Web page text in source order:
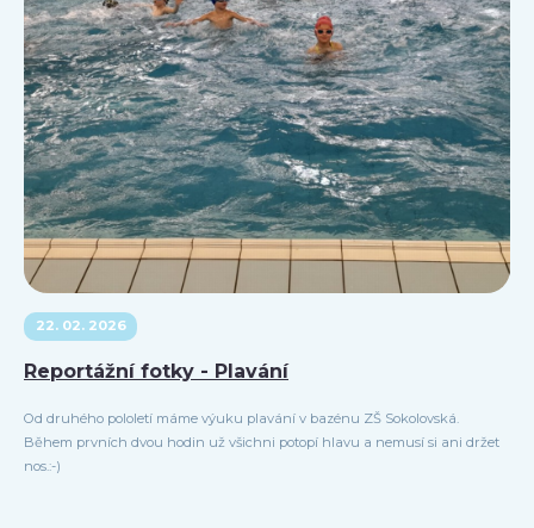
22. 02. 2026
Reportážní fotky - Plavání
Od druhého pololetí máme výuku plavání v bazénu ZŠ Sokolovská.
Během prvních dvou hodin už všichni potopí hlavu a nemusí si ani držet
nos.:-)